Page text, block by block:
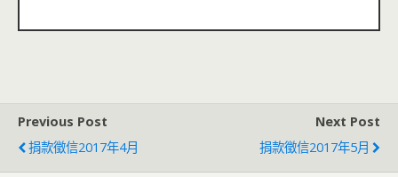
Previous Post
捐款徵信2017年4月
Next Post
捐款徵信2017年5月